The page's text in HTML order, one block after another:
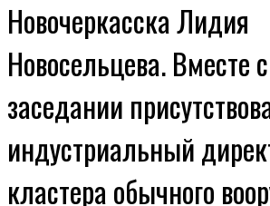
Новочеркасска Лидия
Новосельцева. Вместе
заседании
индустриальный
кластера обычного